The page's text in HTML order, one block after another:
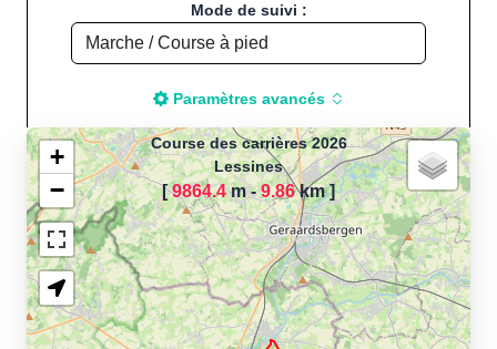
Mode de suivi :
Paramètres avancés
Chargement de la carte
pour calculer la distance
de votre parcours sportif
(Footing, Jogging, Course à
Course des carrières 2026
Lessines
[9864.4m -9.86km]
+
−